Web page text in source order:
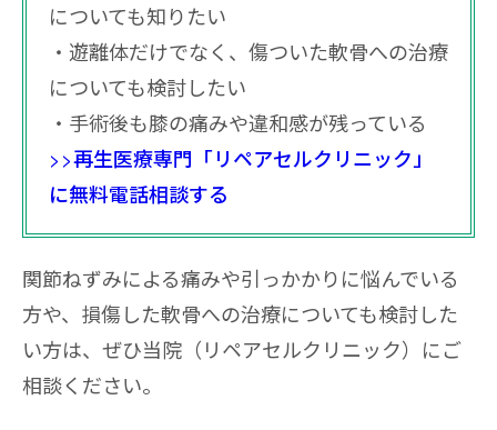
についても知りたい
遊離体だけでなく、傷ついた軟骨への治療
についても検討したい
手術後も膝の痛みや違和感が残っている
>>再生医療専門「リペアセルクリニック」
に無料電話相談する
関節ねずみによる痛みや引っかかりに悩んでいる
方や、損傷した軟骨への治療についても検討した
い方は、ぜひ当院（リペアセルクリニック）にご
相談ください。